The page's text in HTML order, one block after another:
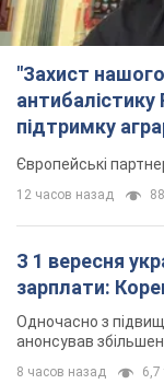
Одночасно з
"Нам теж вони
прохання
ракет для
7 часов назад 2,4